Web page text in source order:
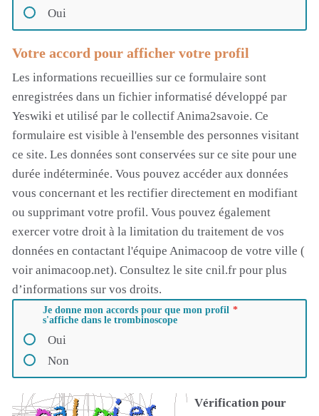
Oui
Votre accord pour afficher votre profil
Les informations recueillies sur ce formulaire sont
enregistrées dans un fichier informatisé développé par
Yeswiki et utilisé par le collectif Anima2savoie. Ce
formulaire est visible à l'ensemble des personnes visitant
ce site. Les données sont conservées sur ce site pour une
durée indéterminée. Vous pouvez accéder aux données
vous concernant et les rectifier directement en modifiant
ou supprimant votre profil. Vous pouvez également
exercer votre droit à la limitation du traitement de vos
données en contactant l'équipe Animacoop de votre ville (
voir animacoop.net). Consultez le site cnil.fr pour plus
d’informations sur vos droits.
Je donne mon accords pour que mon profil
s'affiche dans le trombinoscope
Oui
Non
Vérification pour